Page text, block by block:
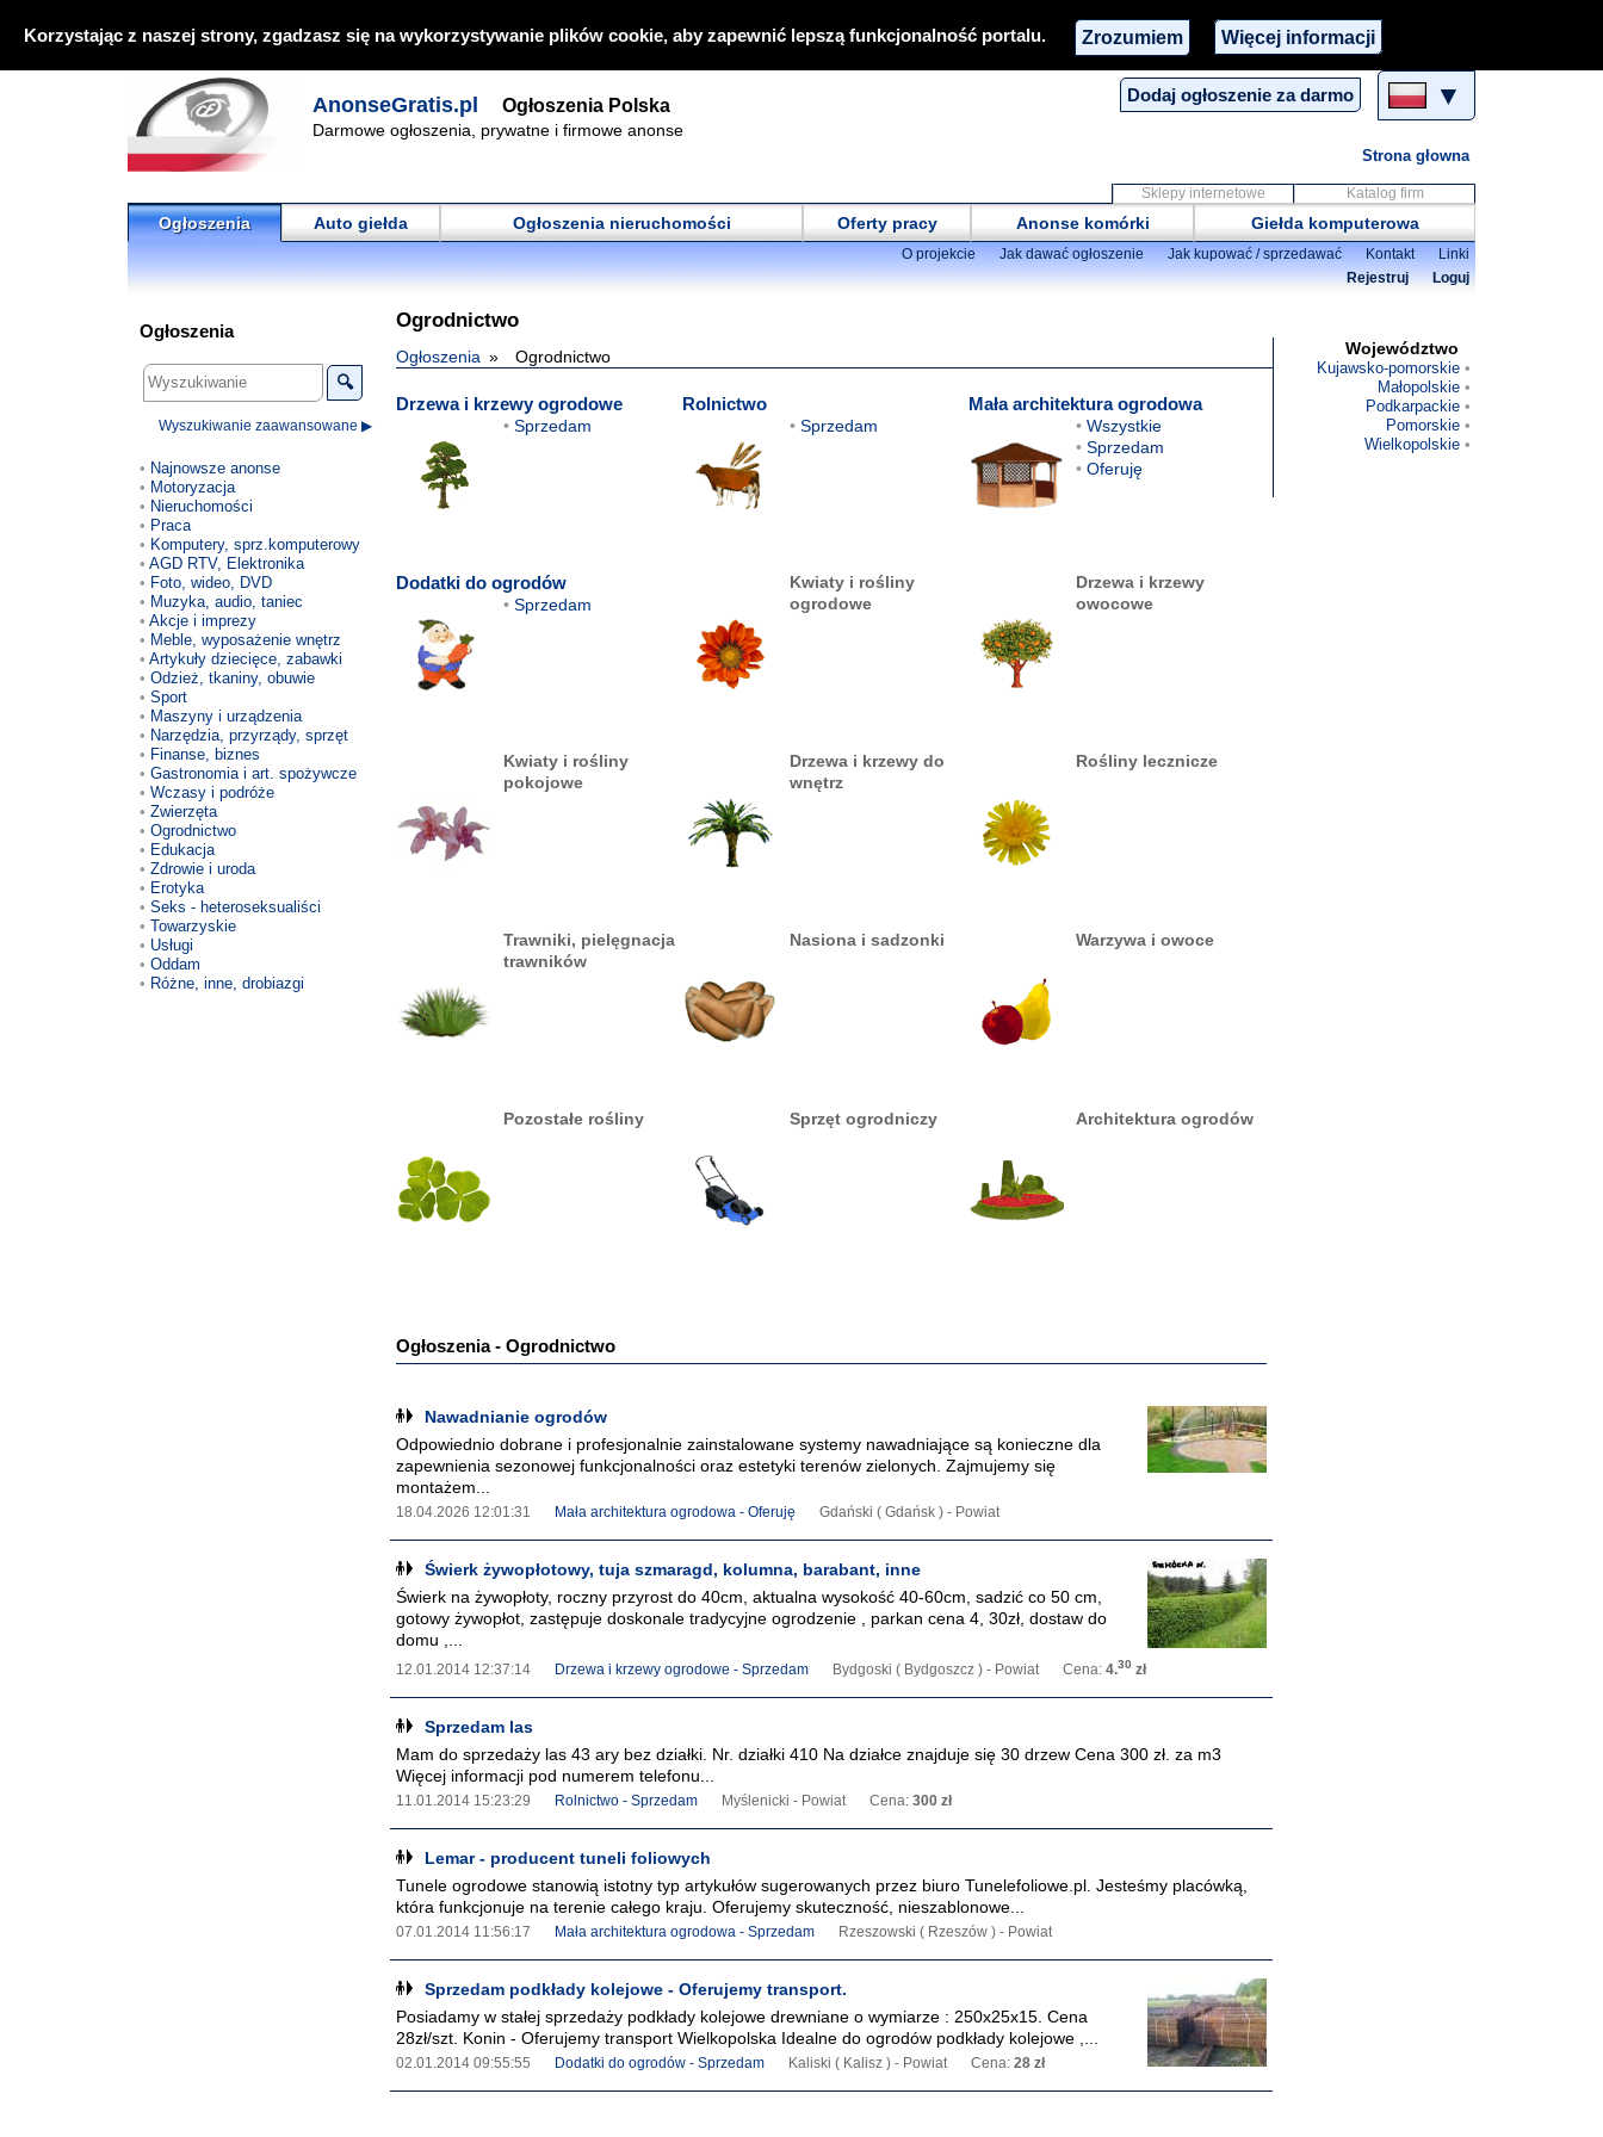
Korzystając z naszej strony, zgadzasz się na wykorzystywanie plików cookie, aby zapewnić lepszą funkcjonalność portalu. Zrozumiem Więcej informacji
Dodaj ogłoszenie za darmo ▼
AnonseGratis.pl Ogłoszenia Polska
Darmowe ogłoszenia, prywatne i firmowe anonse
Strona głowna
Sklepy internetowe Katalog firm
Ogłoszenia Auto giełda Ogłoszenia nieruchomości Oferty pracy Anonse komórki Giełda komputerowa
O projekcie Jak dawać ogłoszenie Jak kupować / sprzedawać Kontakt
Linki
Rejestruj
Loguj
Ogrodnictwo
Ogłoszenia Ogrodnictwo
Drzewa i krzewy ogrodowe
Sprzedam
Rolnictwo
Sprzedam
Mała architektura ogrodowa
Wszystkie
Sprzedam
Oferuję
Dodatki do ogrodów
Sprzedam
Kwiaty i rośliny
ogrodowe
Drzewa i krzewy
owocowe
Kwiaty i rośliny
pokojowe
Drzewa i krzewy do
wnętrz
Rośliny lecznicze
Trawniki, pielęgnacja
trawników
Nasiona i sadzonki Warzywa i owoce
Pozostałe rośliny Sprzęt ogrodniczy Architektura ogrodów
Ogłoszenia - Ogrodnictwo
Nawadnianie ogrodów
Odpowiednio dobrane i profesjonalnie zainstalowane systemy nawadniające są konieczne dla
zapewnienia sezonowej funkcjonalności oraz estetyki terenów zielonych. Zajmujemy się
montażem...
18.04.2026 12:01:31 Mała architektura ogrodowa - Oferuję Gdański ( Gdańsk ) - Powiat
Świerk żywopłotowy, tuja szmaragd, kolumna, barabant, inne
Świerk na żywopłoty, roczny przyrost do 40cm, aktualna wysokość 40-60cm, sadzić co 50 cm,
gotowy żywopłot, zastępuje doskonale tradycyjne ogrodzenie , parkan cena 4, 30zł, dostaw do
domu ,...
12.01.2014 12:37:14 Drzewa i krzewy ogrodowe - Sprzedam Bydgoski ( Bydgoszcz ) - Powiat Cena: 4.30 zł
Sprzedam las
Mam do sprzedaży las 43 ary bez działki. Nr. działki 410 Na działce znajduje się 30 drzew Cena 300 zł. za m3
Więcej informacji pod numerem telefonu...
11.01.2014 15:23:29 Rolnictwo - Sprzedam Myślenicki - Powiat Cena: 300 zł
Lemar - producent tuneli foliowych
Tunele ogrodowe stanowią istotny typ artykułów sugerowanych przez biuro Tunelefoliowe.pl. Jesteśmy placówką,
która funkcjonuje na terenie całego kraju. Oferujemy skuteczność, nieszablonowe...
07.01.2014 11:56:17 Mała architektura ogrodowa - Sprzedam Rzeszowski ( Rzeszów ) - Powiat
Sprzedam podkłady kolejowe - Oferujemy transport.
Posiadamy w stałej sprzedaży podkłady kolejowe drewniane o wymiarze : 250x25x15. Cena
28zł/szt. Konin - Oferujemy transport Wielkopolska Idealne do ogrodów podkłady kolejowe ,...
02.01.2014 09:55:55 Dodatki do ogrodów - Sprzedam Kaliski ( Kalisz ) - Powiat Cena: 28 zł
Województwo
Kujawsko-pomorskie
Małopolskie
Podkarpackie
Pomorskie
Wielkopolskie
Ogłoszenia
🔍
Wyszukiwanie zaawansowane ▶
Najnowsze anonse
Motoryzacja
Nieruchomości
Praca
Komputery, sprz.komputerowy
AGD RTV, Elektronika
Foto, wideo, DVD
Muzyka, audio, taniec
Akcje i imprezy
Meble, wyposażenie wnętrz
Artykuły dziecięce, zabawki
Odzież, tkaniny, obuwie
Sport
Maszyny i urządzenia
Narzędzia, przyrządy, sprzęt
Finanse, biznes
Gastronomia i art. spożywcze
Wczasy i podróże
Zwierzęta
Ogrodnictwo
Edukacja
Zdrowie i uroda
Erotyka
Seks - heteroseksualiści
Towarzyskie
Usługi
Oddam
Różne, inne, drobiazgi